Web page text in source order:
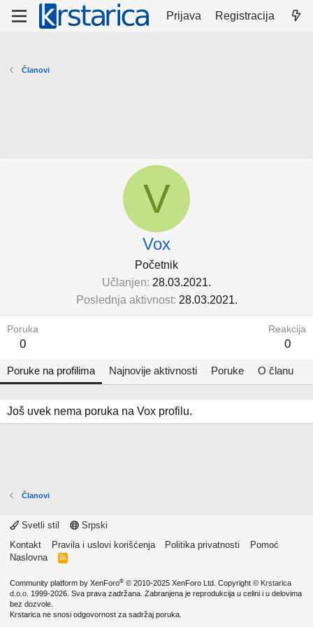
Prijava Registracija
Članovi
V
Vox
Početnik
Učlanjen 28.03.2021.
Poslednja aktivnost 28.03.2021.
Poruka
0
Reakcija
0
Poruke na profilima Najnovije aktivnosti Poruke O članu
Još uvek nema poruka na Vox profilu.
Članovi
Svetli stil
Srpski
Kontakt
Pravila i uslovi korišćenja Politika privatnosti
Pomoć
Naslovna
R
Community platform by XenForo® © 2010-2025 XenForo Ltd. Copyright © Krstarica
d.o.o. 1999-2026. Sva prava zadržana. Zabranjena je reprodukcija u celini i u delovima
bez dozvole.
Krstarica ne snosi odgovornost za sadržaj poruka.